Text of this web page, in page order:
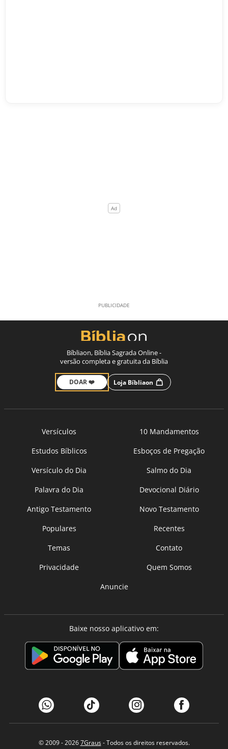
Bíbliaon, Bíblia Sagrada Online -
versão completa e gratuita da Bíblia
DOAR ❤️ Loja Bíbliaon
Versículos
10 Mandamentos
Estudos Bíblicos
Esboços de Pregação
Versículo do Dia
Salmo do Dia
Palavra do Dia
Devocional Diário
Antigo Testamento
Novo Testamento
Populares
Recentes
Temas
Contato
Privacidade
Quem Somos
Anuncie
Baixe nosso aplicativo em:
© 2009 - 20267Graus- Todos os direitos reservados.